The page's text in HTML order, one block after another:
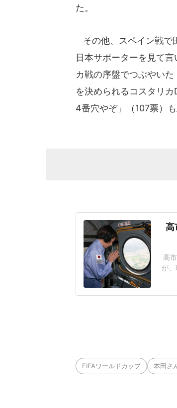
た。
その他、スペイン戦で
日本サポーターを見て
カ戦の序盤でつぶやい
を決められるコスタリ
4番穴やぞ」（107票）も
高
高
が
て
の
FIFAワールドカップ 本田さ